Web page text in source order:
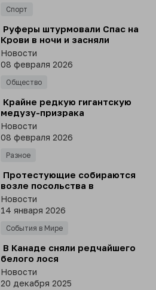
Спорт
⁣ Руферы штурмовали Спас на
Крови в ночи и засняли
опасные видосы
Новости
08 февраля 2026
Общество
⁣ Крайне редкую гигантскую
медузу-призрака
Stygiomedusa gigantea сняли
на видео у берегов Аргентины
Новости
08 февраля 2026
Разное
⁣ Протестующие собираются
возле посольства в
Копенгагене, чтобы выразить
несогласие с амбициями
Трампа аннексировать
Гренландию
Новости
14 января 2026
События в Мире
⁣ В Канаде сняли редчайшего
белого лося
Новости
20 декабря 2025